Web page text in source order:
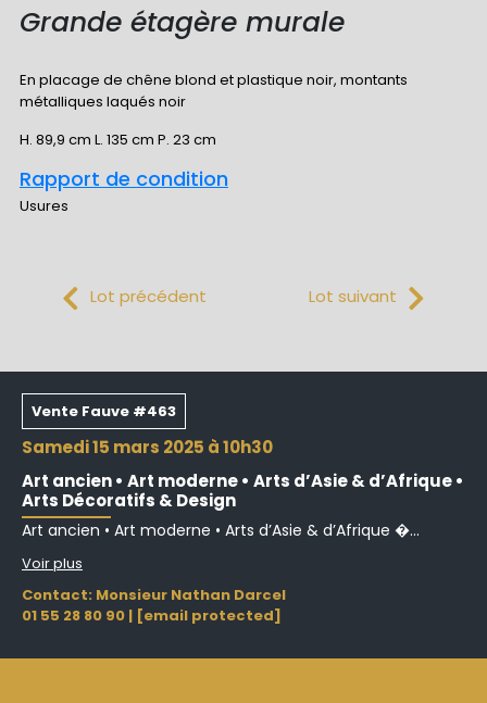
Grande étagère murale
En placage de chêne blond et plastique noir, montants
métalliques laqués noir
H. 89,9 cm L. 135 cm P. 23 cm
Rapport de condition
Usures
Lot précédent Lot suivant
Vente Fauve #463
samedi 15 mars 2025 à 10h30
Art ancien • Art moderne • Arts d’Asie & d’Afrique •
Arts Décoratifs & Design
Art ancien • Art moderne • Arts d’Asie & d’Afrique �...
Voir plus
Contact: Monsieur Nathan Darcel
01 55 28 80 90 | [email protected]